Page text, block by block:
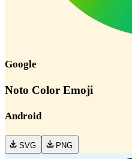
Google
Noto Color Emoji
Android
SVG PNG